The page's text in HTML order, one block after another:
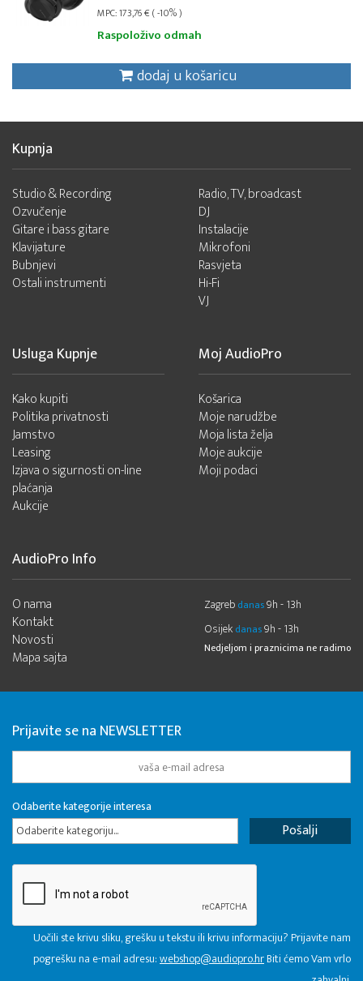
MPC: 173,76 € ( -10% )
Raspoloživo odmah
dodaj u košaricu
Kupnja
Studio & Recording
Ozvučenje
Gitare i bass gitare
Klavijature
Bubnjevi
Ostali instrumenti
Radio, TV, broadcast
DJ
Instalacije
Mikrofoni
Rasvjeta
Hi-Fi
VJ
Usluga Kupnje
Kako kupiti
Politika privatnosti
Jamstvo
Leasing
Izjava o sigurnosti on-line
plaćanja
Aukcije
Moj AudioPro
Košarica
Moje narudžbe
Moja lista želja
Moje aukcije
Moji podaci
AudioPro Info
O nama
Kontakt
Novosti
Mapa sajta
Zagreb danas9h - 13h
Osijek danas9h - 13h
Nedjeljom i praznicima ne radimo
Prijavite se na NEWSLETTER
Odaberite kategorije interesa
Odaberite kategoriju...
Uočili ste krivu sliku, grešku u tekstu ili krivu informaciju? Prijavite nam
pogrešku na e-mail adresu:webshop@audiopro.hrBiti ćemo Vam vrlo